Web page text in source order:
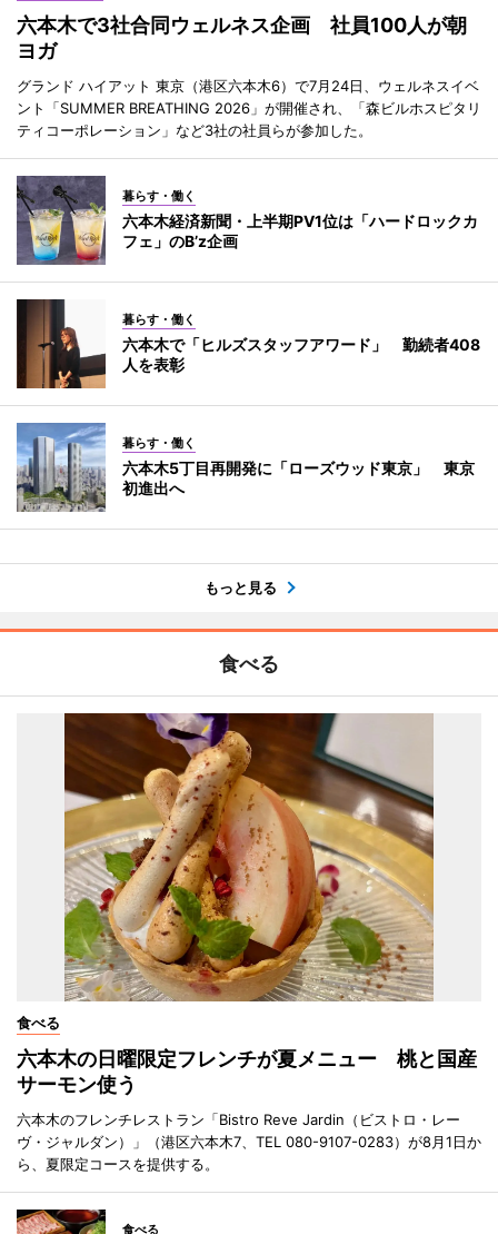
六本木で3社合同ウェルネス企画 社員100人が朝
ヨガ
グランド ハイアット 東京（港区六本木6）で7月24日、ウェルネスイベ
ント「SUMMER BREATHING 2026」が開催され、「森ビルホスピタリ
ティコーポレーション」など3社の社員らが参加した。
暮らす・働く
六本木経済新聞・上半期PV1位は「ハードロックカ
フェ」のB’z企画
暮らす・働く
六本木で「ヒルズスタッフアワード」 勤続者408
人を表彰
暮らす・働く
六本木5丁目再開発に「ローズウッド東京」 東京
初進出へ
もっと見る
食べる
食べる
六本木の日曜限定フレンチが夏メニュー 桃と国産
サーモン使う
六本木のフレンチレストラン「Bistro Reve Jardin（ビストロ・レー
ヴ・ジャルダン）」（港区六本木7、TEL 080-9107-0283）が8月1日か
ら、夏限定コースを提供する。
食べる